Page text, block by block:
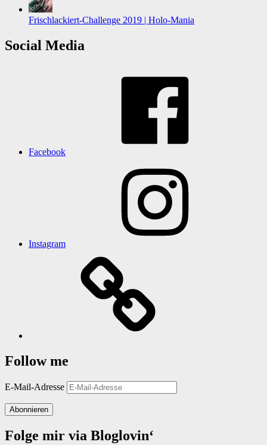
Frischlackiert-Challenge 2019 | Holo-Mania
Social Media
Facebook
Instagram
Follow me
E-Mail-Adresse
Abonnieren
Folge mir via Bloglovin‘